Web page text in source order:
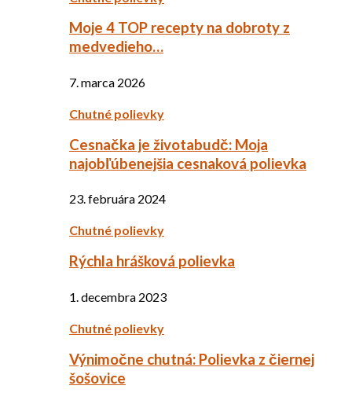
Moje 4 TOP recepty na dobroty z
medvedieho…
7. marca 2026
Chutné polievky
Cesnačka je životabudč: Moja
najobľúbenejšia cesnaková polievka
23. februára 2024
Chutné polievky
Rýchla hrášková polievka
1. decembra 2023
Chutné polievky
Výnimočne chutná: Polievka z čiernej
šošovice